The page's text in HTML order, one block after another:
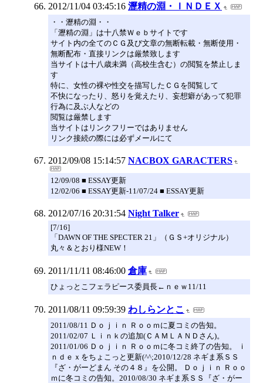
2012/11/04 03:45:16 瀝精の淵・ＩＮＤＥＸ
・・瀝精の淵・・
「瀝精の淵」は十八禁Ｗｅｂサイトです
サイト内の全てのＣＧ及び文章の無断転載・無断使用・
無断配布・直接リンクは厳禁致します
当サイトは十八歳未満（高校生含む）の閲覧を禁止しま
す
特に、女性の裸や性交を描写したＣＧを閲覧して
不快になったり、怒りを覚えたり、妄想癖があって犯罪
行為に及ぶ人などの
閲覧は厳禁します
当サイトはリンクフリーではありません
リンク接続の際には必ずメールにて
2012/09/08 15:14:57 NACBOX GARACTERS
12/09/08 ■ ESSAY更新
12/02/06 ■ ESSAY更新-11/07/24 ■ ESSAY更新
2012/07/16 20:31:54 Night Talker
[7/16]
「DAWN OF THE SPECTER 21」（ＧＳ+オリジナル）
丸々＆とおり様NEW！
2011/11/11 08:46:00 倉庫
ひょっとこフェラピース委員長←ｎｅｗ11/11
2011/08/11 09:59:39 わしらンとこ
2011/08/11 Ｄｏｊｉｎ Ｒｏｏｍに夏コミの告知。
2011/02/07 Ｌｉｎｋの追加(ＣＡＭＬＡＮＤさん)。
2011/01/06 Ｄｏｊｉｎ Ｒｏｏｍに冬コミ終了の告知。 ｉ
ｎｄｅｘをちょこっと更新(^^;2010/12/28 ネギま系ＳＳ
『ざ・がーどまん その４８』を公開。 Ｄｏｊｉｎ Ｒｏｏ
ｍに冬コミの告知。2010/08/30 ネギま系ＳＳ『ざ・がー